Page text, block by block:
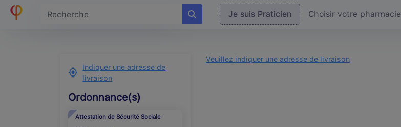
Je suis Praticien Choisir votre pharmacie
Indiquer une adresse de
livraison
Ordonnance(s)
Attestation de Sécurité Sociale
Veuillez indiquer une adresse de livraison